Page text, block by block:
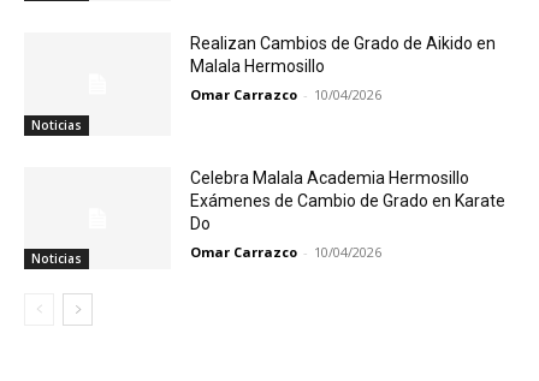
Noticias
Realizan Cambios de Grado de Aikido en
Malala Hermosillo
Omar Carrazco - 10/04/2026
Noticias
Celebra Malala Academia Hermosillo
Exámenes de Cambio de Grado en Karate
Do
Omar Carrazco - 10/04/2026